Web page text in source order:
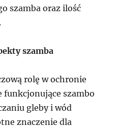
szamba oraz ilość
szamba
rolę w ochronie
funkcjonujące szambo
gleby i wód
znaczenie dla